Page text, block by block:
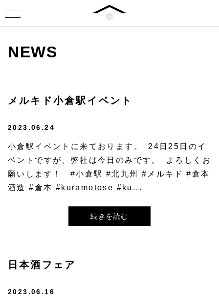
NEWS
メルキド小倉駅イベント
2023.06.24
小倉駅イベントに来ております。⁡ ⁡24日25日のイ
ベントですが、弊社は今日のみです。⁡ ⁡よろしくお
願いします！⁡ ⁡ #小倉駅 #北九州 #メルキド #倉本
酒造 #倉本 #kuramotose #ku...
続きを読む
日本酒フェア
2023.06.16